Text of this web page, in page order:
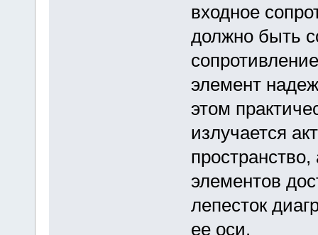
входное
должно быть
элемент
этом
излучается
элементов
лепесток
ее оси.